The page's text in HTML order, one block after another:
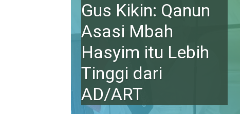
Gus Kikin: Qanun
Asasi Mbah
Hasyim itu Lebih
Tinggi dari
AD/ART